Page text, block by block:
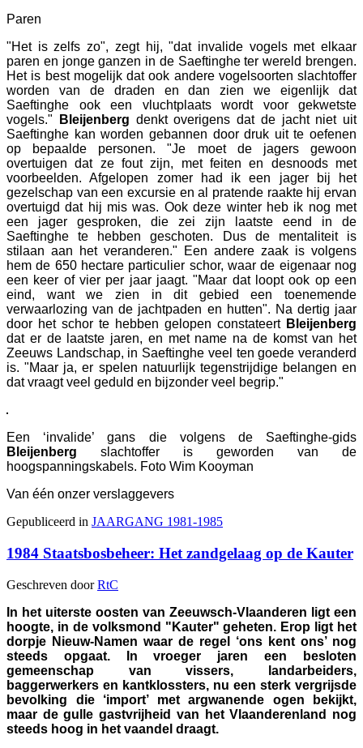
Paren
"Het is zelfs zo", zegt hij, "dat invalide vogels met elkaar
paren en jonge ganzen in de Saeftinghe ter wereld brengen.
Het is best mogelijk dat ook andere vogelsoorten slachtoffer
worden van de draden en dan zien we eigenlijk dat
Saeftinghe ook een vluchtplaats wordt voor gekwetste
vogels."
Bleijenberg denkt overigens dat de jacht niet uit
Saeftinghe kan worden gebannen door druk uit te oefenen
op bepaalde personen. "Je moet de jagers gewoon
overtuigen dat ze fout zijn, met feiten en desnoods met
voorbeelden. Afgelopen zomer had ik een jager bij het
gezelschap van een excursie en al pratende raakte hij ervan
overtuigd dat hij mis was. Ook deze winter heb ik nog met
een jager gesproken, die zei zijn laatste eend in de
Saeftinghe te hebben geschoten. Dus de mentaliteit is
stilaan aan het veranderen." Een andere zaak is volgens
hem de 650 hectare particulier schor, waar de eigenaar nog
een keer of vier per jaar jaagt. "Maar dat loopt ook op een
eind, want we zien in dit gebied een toenemende
verwaarlozing van de jachtpaden en hutten". Na dertig jaar
door het schor te hebben gelopen constateert Bleijenberg
dat er de laatste jaren, en met name na de komst van het
Zeeuws Landschap, in Saeftinghe veel ten goede veranderd
is. "Maar ja, er spelen natuurlijk tegenstrijdige belangen en
dat vraagt veel geduld en bijzonder veel begrip."
Een ‘invalide’ gans die volgens de Saeftinghe-gids
Bleijenberg slachtoffer is geworden van de
hoogspanningskabels. Foto Wim Kooyman
Van één onzer verslaggevers
Gepubliceerd in JAARGANG 1981-1985
1984 Staatsbosbeheer: Het zandgelaag op de Kauter
Geschreven doorRtC
In het uiterste oosten van Zeeuwsch-Vlaanderen ligt een
hoogte, in de volksmond "Kauter" geheten. Erop ligt het
dorpje Nieuw-Namen waar de regel ‘ons kent ons’ nog
steeds opgaat. In vroeger jaren een besloten
gemeenschap van vissers, landarbeiders,
baggerwerkers en kantklossters, nu een sterk vergrijsde
bevolking die ‘import’ met argwanende ogen bekijkt,
maar de gulle gastvrijheid van het Vlaanderenland nog
steeds hoog in het vaandel draagt.